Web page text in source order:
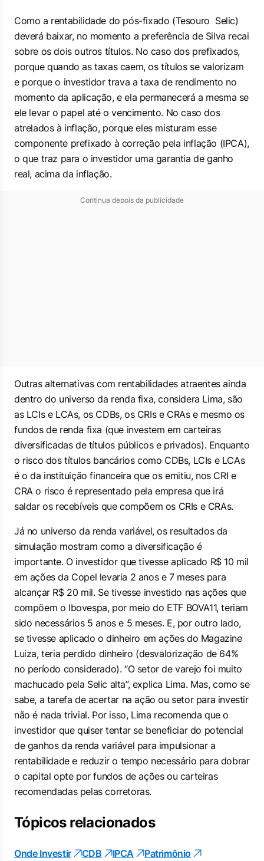
Como a rentabilidade do pós-fixado (Tesouro Selic)
deverá baixar, no momento a preferência de Silva recai
sobre os dois outros títulos. No caso dos prefixados,
porque quando as taxas caem, os títulos se valorizam
e porque o investidor trava a taxa de rendimento no
momento da aplicação, e ela permanecerá a mesma se
ele levar o papel até o vencimento. No caso dos
atrelados à inflação, porque eles misturam esse
componente prefixado à correção pela inflação (IPCA),
o que traz para o investidor uma garantia de ganho
real, acima da inflação.
Continua depois da publicidade
Outras alternativas com rentabilidades atraentes ainda
dentro do universo da renda fixa, considera Lima, são
as LCIs e LCAs, os CDBs, os CRIs e CRAs e mesmo os
fundos de renda fixa (que investem em carteiras
diversificadas de títulos públicos e privados). Enquanto
o risco dos títulos bancários como CDBs, LCIs e LCAs
é o da instituição financeira que os emitiu, nos CRI e
CRA o risco é representado pela empresa que irá
saldar os recebíveis que compõem os CRIs e CRAs.
Já no universo da renda variável, os resultados da
simulação mostram como a diversificação é
importante. O investidor que tivesse aplicado R$ 10 mil
em ações da Copel levaria 2 anos e 7 meses para
alcançar R$ 20 mil. Se tivesse investido nas ações que
compõem o Ibovespa, por meio do ETF BOVA11, teriam
sido necessários 5 anos e 5 meses. E, por outro lado,
se tivesse aplicado o dinheiro em ações do Magazine
Luiza, teria perdido dinheiro (desvalorização de 64%
no período considerado). “O setor de varejo foi muito
machucado pela Selic alta”, explica Lima. Mas, como se
sabe, a tarefa de acertar na ação ou setor para investir
não é nada trivial. Por isso, Lima recomenda que o
investidor que quiser tentar se beneficiar do potencial
de ganhos da renda variável para impulsionar a
rentabilidade e reduzir o tempo necessário para dobrar
o capital opte por fundos de ações ou carteiras
recomendadas pelas corretoras.
Tópicos relacionados
Onde Investir CDB IPCA
Patrimônio